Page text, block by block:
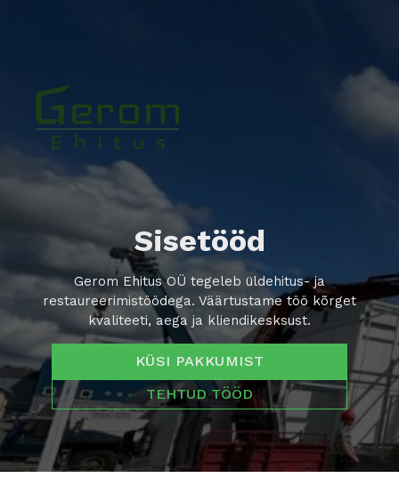
Sisetööd
Gerom Ehitus OÜ tegeleb üldehitus- ja
restaureerimistöödega. Väärtustame töö kõrget
kvaliteeti, aega ja kliendikesksust.
KÜSI PAKKUMIST
TEHTUD TÖÖD